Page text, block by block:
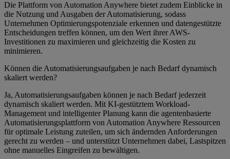
Die Plattform von Automation Anywhere bietet zudem Einblicke in
die Nutzung und Ausgaben der Automatisierung, sodass
Unternehmen Optimierungspotenziale erkennen und datengestützte
Entscheidungen treffen können, um den Wert ihrer AWS-
Investitionen zu maximieren und gleichzeitig die Kosten zu
minimieren.
Können die Automatisierungsaufgaben je nach Bedarf dynamisch
skaliert werden?
Ja, Automatisierungsaufgaben können je nach Bedarf jederzeit
dynamisch skaliert werden. Mit KI-gestütztem Workload-
Management und intelligenter Planung kann die agentenbasierte
Automatisierungsplattform von Automation Anywhere Ressourcen
für optimale Leistung zuteilen, um sich ändernden Anforderungen
gerecht zu werden – und unterstützt Unternehmen dabei, Lastspitzen
ohne manuelles Eingreifen zu bewältigen.